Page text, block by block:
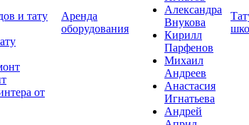
и тату
от
Аренда
оборудования
Александра
Внукова
Кирилл
Парфенов
Михаил
Андреев
Анастасия
Игнатьева
Андрей